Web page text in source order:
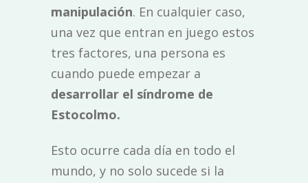
manipulación. En cualquier caso,
una vez que entran en juego estos
tres factores, una persona es
cuando puede empezar a
desarrollar el síndrome de
Estocolmo.
Esto ocurre cada día en todo el
mundo, y no solo sucede si la